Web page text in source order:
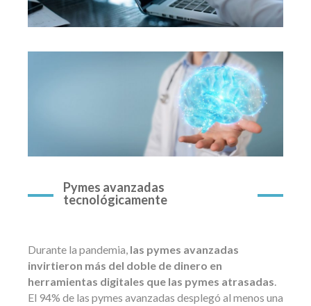
Pymes avanzadas
tecnológicamente
Durante la pandemia, las pymes avanzadas
invirtieron más del doble de dinero en
herramientas digitales que las pymes atrasadas.
El 94% de las pymes avanzadas desplegó al menos una